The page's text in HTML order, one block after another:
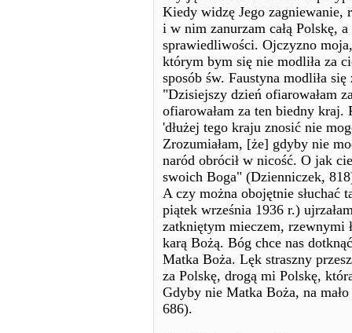
Kiedy widzę Jego zagniewanie,
i w nim zanurzam całą Polskę,
sprawiedliwości. Ojczyzno
którym bym się nie modliła za
sposób św. Faustyna modliła
"Dzisiejszy dzień ofiarowałam
ofiarowałam za ten biedny kraj.
'dłużej tego kraju znosić nie
Zrozumiałam, [że] gdyby nie
naród obrócił w nicość. O jak
swoich Boga" (Dzienniczek,
A czy można obojętnie słuchać
piątek września 1936 r.)
zatkniętym mieczem, rzewnymi
karą Bożą. Bóg chce nas
Matka Boża. Lęk straszny
za Polskę, drogą mi Polskę,
Gdyby nie Matka Boża, na
686).